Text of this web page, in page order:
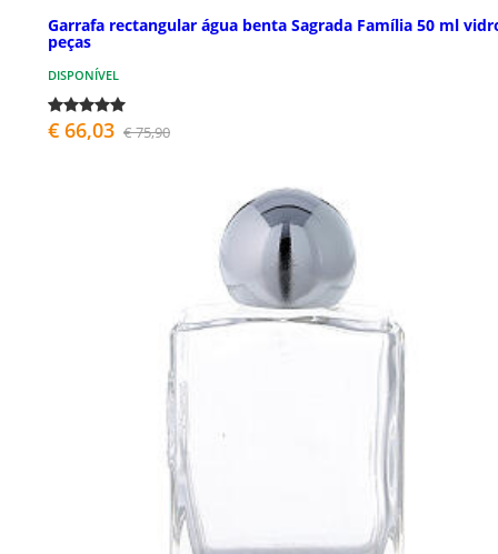
Garrafa rectangular água benta Sagrada Família 50 ml
peças
DISPONÍVEL
€ 66,03 € 75,90